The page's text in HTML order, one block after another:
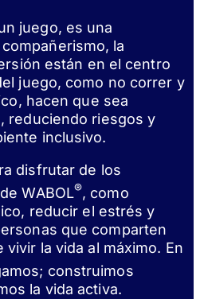
juego, es una
la
están en el centro
juego, como no correr y
hacen que sea
reduciendo riesgos y
inclusivo.
disfrutar de los
WABOL®, como
reducir el estrés y
que comparten
la vida al máximo. En
construimos
la vida activa.